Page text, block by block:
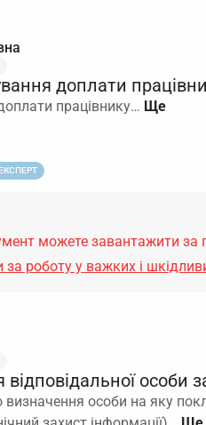
доплати
працівнику…
можете завантажити за
роботу у важких і
особи
особи на яку